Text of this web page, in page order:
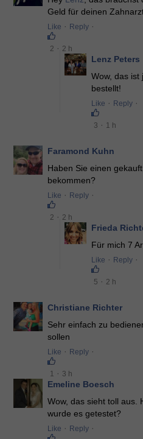
Geld für deinen
Like · Reply ·
2 · 2 h
Lenz Peters
Wow, das ist
bestellt!
Like · Reply ·
3 · 1 h
Faramond Kuhn
Haben Sie einen
bekommen?
Like · Reply ·
2 · 2 h
Frieda
Für mich 7
Like · Reply ·
5 · 2 h
Christiane Richter
Sehr einfach zu
sollen
Like · Reply ·
1 · 3 h
Emeline Boesch
Wow, das sieht toll aus.
wurde es getestet?
Like · Reply ·